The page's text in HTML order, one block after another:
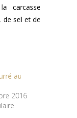
carcasse
de sel et de
au
2016